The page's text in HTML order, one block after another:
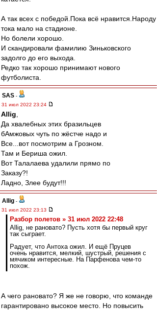
А так всех с победой.Пока всё нравится.Народу
тока мало на стадионе.
Но болели хорошо.
И скандировали фамилию Зиньковского
задолго до его выхода.
Редко так хорошо принимают нового
футболиста.
SAS -
31 июл 2022 23:24
Allig
Да хвалебных этих бразильцев
бАмжовых чуть по жёстче надо и
Все...вот посмотрим а Грозном.
Там и Бериша ожил.
Вот Талалаева удалили прямо по
Заказу?!
Ладно, Злее будут!!!
Allig -
31 июл 2022 23:13
Разбор полетов » 31 июл 2022 22:48
Allig, не рановато? Пусть хотя бы первый круг
так сыграет.
Радует, что Антоха ожил. И ещё Пруцев
очень нравится, мелкий, шустрый, решения с
мячиком интересные. На Парфенова чем-то
похож.
А чего рановато? Я же не говорю, что команде
гарантировано высокое место. Но повысить